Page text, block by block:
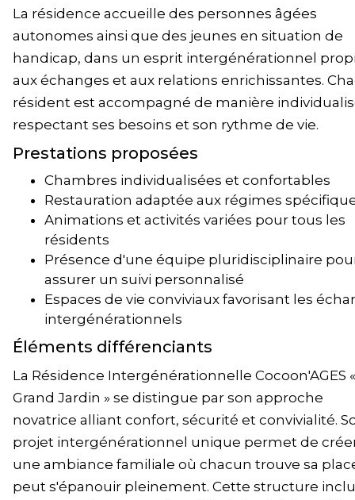
La résidence accueille des personnes âgées
autonomes ainsi que des jeunes en situation de
handicap, dans un esprit intergénérationnel
aux échanges et aux relations enrichissantes.
résident est accompagné de manière
respectant ses besoins et son rythme de vie.
Prestations proposées
Chambres individualisées et confortables
Restauration adaptée aux régimes
Animations et activités variées pour tous les
résidents
Présence d'une équipe pluridisciplinaire
assurer un suivi personnalisé
Espaces de vie conviviaux favorisant les
intergénérationnels
Éléments différenciants
La Résidence Intergénérationnelle Cocoon'AGES
Grand Jardin » se distingue par son approche
novatrice alliant confort, sécurité et convivialité.
projet intergénérationnel unique permet de
une ambiance familiale où chacun trouve sa
peut s'épanouir pleinement. Cette structure